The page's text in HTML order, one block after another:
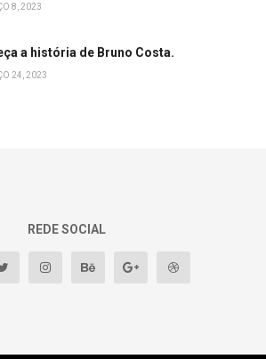
8, 2023
a história de Bruno Costa.
24, 2023
REDE SOCIAL